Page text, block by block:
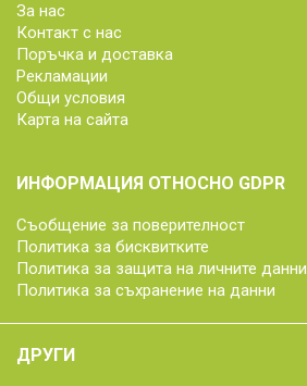
За нас
Контакт с нас
Поръчка и доставка
Рекламации
Общи условия
Карта на сайта
ИНФОРМАЦИЯ ОТНОСНО GDPR
Съобщение за поверителност
Политика за бисквитките
Политика за защита на личните данни
Политика за съхранение на данни
ДРУГИ